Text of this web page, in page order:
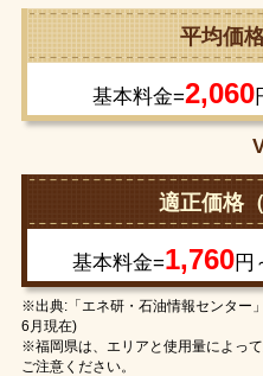
平均価
基本料金=2,060
適正価格
基本料金=1,760円
※出典:「エネ研・石油情報センター
6月現在)
※福岡県は、エリアと使用量によっ
ご注意ください。